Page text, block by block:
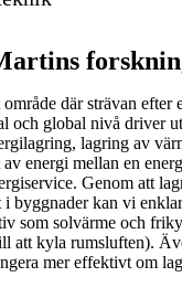
där strävan efter
och global nivå driver
lagring av
energi mellan en
Genom att
byggnader kan vi
som solvärme och
att kyla rumsluften).
mer effektivt om